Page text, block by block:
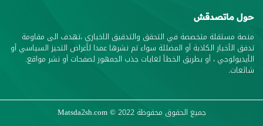
حول ماتصدقش
منصة مستقلة متخصصة في التحقق والتدقيق الاخباري ،تهدف الى مقاومة
تدفق الأخبار الكاذبة أو المضللة سواء تم نشرها عمدا لأغراض التحيز السياسي أو
الأيديولوجي ، أو بطريق الخطأ لغايات جذب الجمهور لصفحات أو نشر مواقع.
شائعات.
جميع الحقوق محفوظة Matsda2sh.com© 2022